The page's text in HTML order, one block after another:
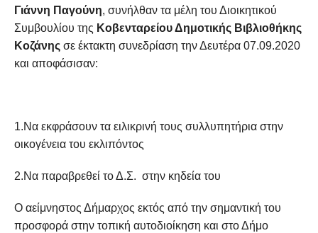
Γιάννη Παγούνη, συνήλθαν τα μέλη του Διοικητικού
Συμβουλίου της Κοβενταρείου Δημοτικής Βιβλιοθήκης
Κοζάνηςσε έκτακτη συνεδρίαση την Δευτέρα 07.09.2020
και αποφάσισαν:
1.Να εκφράσουν τα ειλικρινή τους συλλυπητήρια στην
οικογένεια του εκλιπόντος
2.Να παραβρεθεί το Δ.Σ. στην κηδεία του
Ο αείμνηστος Δήμαρχος εκτός από την σημαντική του
προσφορά στην τοπική αυτοδιοίκηση και στο Δήμο